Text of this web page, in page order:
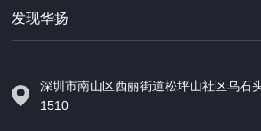
发现华扬
深圳市南山区西丽街道松坪山社区乌石
1510